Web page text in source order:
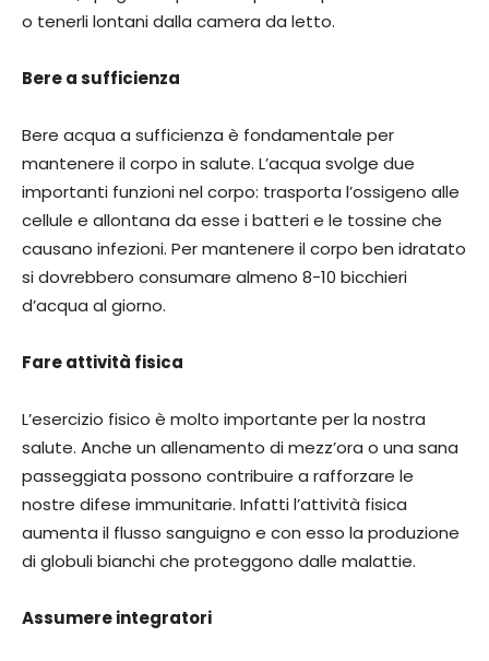
o tenerli lontani dalla camera da letto.
Bere a sufficienza
Bere acqua a sufficienza è fondamentale per
mantenere il corpo in salute. L’acqua svolge due
importanti funzioni nel corpo: trasporta l’ossigeno alle
cellule e allontana da esse i batteri e le tossine che
causano infezioni. Per mantenere il corpo ben idratato
si dovrebbero consumare almeno 8-10 bicchieri
d’acqua al giorno.
Fare attività fisica
L’esercizio fisico è molto importante per la nostra
salute. Anche un allenamento di mezz’ora o una sana
passeggiata possono contribuire a rafforzare le
nostre difese immunitarie. Infatti l’attività fisica
aumenta il flusso sanguigno e con esso la produzione
di globuli bianchi che proteggono dalle malattie.
Assumere integratori